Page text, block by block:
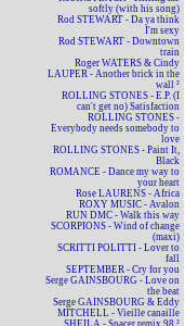
softly (with his song)
Rod STEWART - Da ya think
I'm sexy
Rod STEWART - Downtown
train
Roger WATERS & Cindy
LAUPER - Another brick in the
wall ²
ROLLING STONES - E.P. (I
can't get no) Satisfaction
ROLLING STONES -
Everybody needs somebody to
love
ROLLING STONES - Paint It,
Black
ROMANCE - Dance my way to
your heart
Rose LAURENS - Africa
ROXY MUSIC - Avalon
RUN DMC - Walk this way
SCORPIONS - Wind of change
(maxi)
SCRITTI POLITTI - Lover to
fall
SEPTEMBER - Cry for you
Serge GAINSBOURG - Love on
the beat
Serge GAINSBOURG & Eddy
MITCHELL - Vieille canaille
SHEILA - Spacer remix 98 ²